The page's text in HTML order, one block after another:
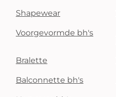
Shapewear
Voorgevormde bh's
Bralette
Balconnette bh's